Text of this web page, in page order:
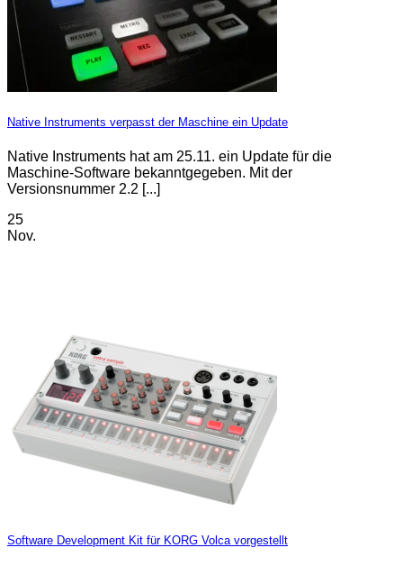
Native Instruments verpasst der Maschine ein Update
Native Instruments hat am 25.11. ein Update für die
Maschine-Software bekanntgegeben. Mit der
Versionsnummer 2.2 [...]
25
Nov.
Software Development Kit für KORG Volca vorgestellt